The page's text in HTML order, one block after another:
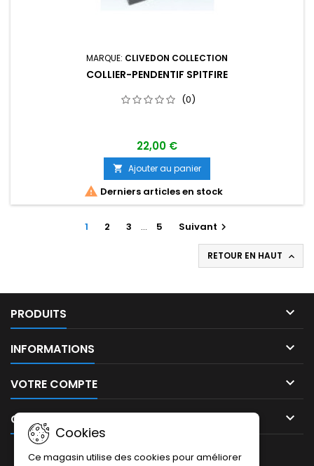
MARQUE: CLIVEDON COLLECTION
COLLIER-PENDENTIF SPITFIRE
(0)
22,00 €
 Ajouter au panier
 Derniers articles en stock
1 2 3 … 5 Suivant 
RETOUR EN HAUT 
PRODUITS 
INFORMATIONS 
VOTRE COMPTE 
CONTACT 
Cookies
Ce magasin utilise des cookies pour améliorer
LETTRE D'INFORMATIONS